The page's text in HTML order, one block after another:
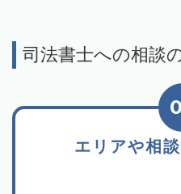
司法書士への相談
エリアや相